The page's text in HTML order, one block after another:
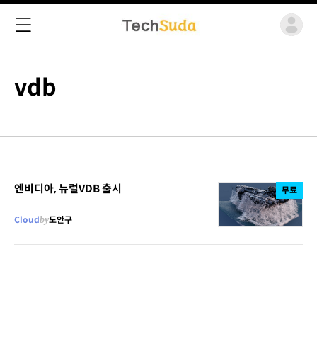
vdb
엔비디아, 뉴럴VDB 출시
Cloudby도안구
무료